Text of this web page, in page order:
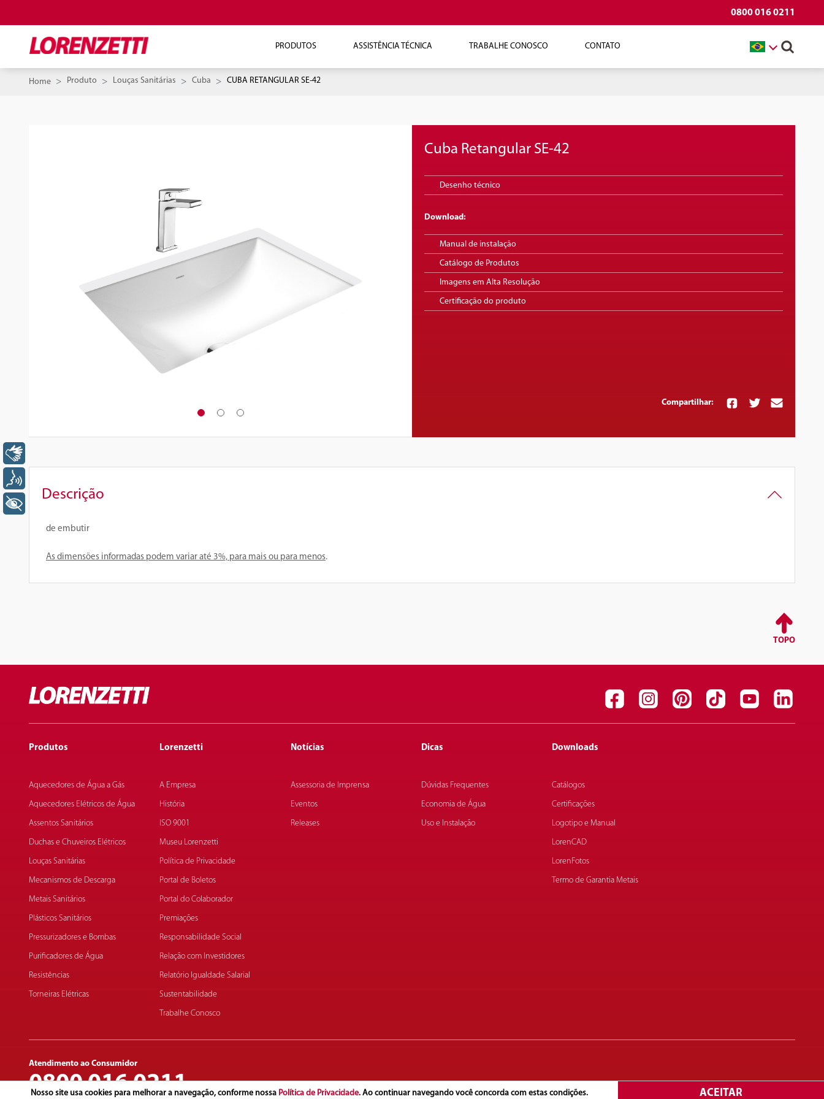
Nosso site usa cookies para melhorar a navegação, conforme nossa Política de Privacidade. Ao continuar navegando você concorda com estas condições.
0800 016 0211
PRODUTOS ASSISTÊNCIA TÉCNICA TRABALHE CONOSCO CONTATO
Home Produto Louças Sanitárias Cuba CUBA RETANGULAR SE-42
Cuba Retangular SE-42
Desenho técnico
Download:
Manual de instalação
Catálogo de Produtos
Imagens em Alta Resolução
Certificação do produto
Compartilhar:
Descrição
de embutir
As dimensões informadas podem variar até 3%, para mais ou para menos.
TOPO
Produtos
Aquecedores de Água a Gás
Aquecedores Elétricos de Água
Assentos Sanitários
Duchas e Chuveiros Elétricos
Louças Sanitárias
Mecanismos de Descarga
Metais Sanitários
Plásticos Sanitários
Pressurizadores e Bombas
Purificadores de Água
Resistências
Torneiras Elétricas
Lorenzetti
A Empresa
História
ISO 9001
Museu Lorenzetti
Política de Privacidade
Portal de Boletos
Portal do Colaborador
Premiações
Responsabilidade Social
Relação com Investidores
Relatório Igualdade Salarial
Sustentabilidade
Trabalhe Conosco
Notícias
Assessoria de Imprensa
Eventos
Releases
Dicas
Dúvidas Frequentes
Economia de Água
Uso e Instalação
Downloads
Catálogos
Certificações
Logotipo e Manual
LorenCAD
LorenFotos
Termo de Garantia Metais
Atendimento ao Consumidor
0800 016 0211 Copyright© 2025. Lorenzetti S.A. Todos os direitos reservados
+ Acessibilidade